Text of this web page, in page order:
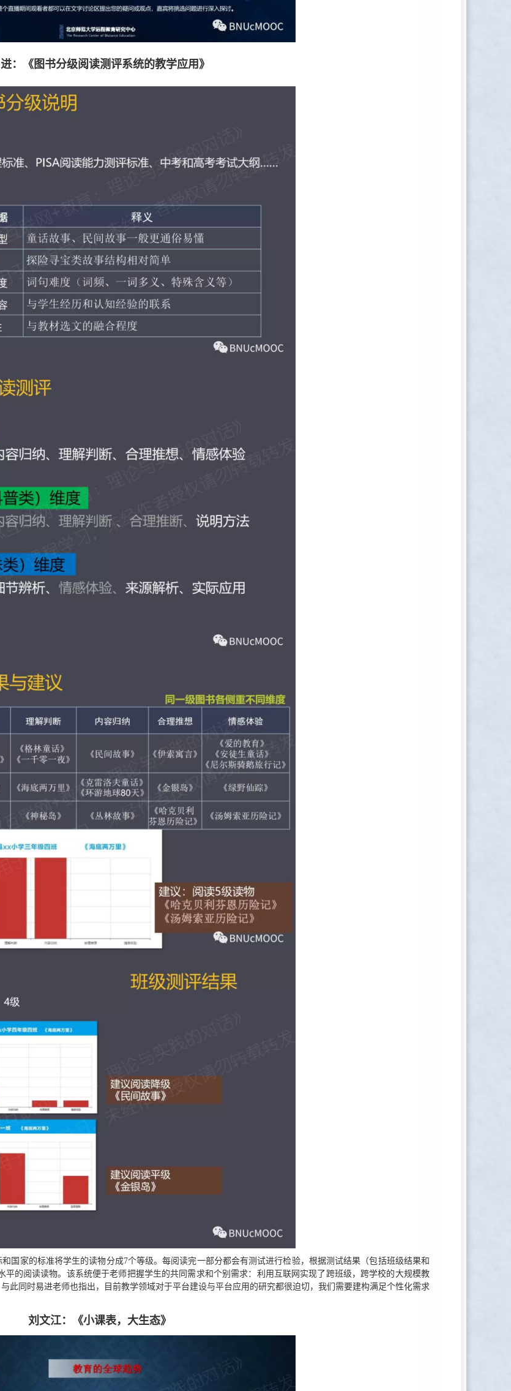
：《图书分级阅读测评系统的教学应用》
国家的标准将学生的读物分成7个等级。每阅读完一部分都会有测试进行检验，根据测试结果（包括班级结果和
的阅读读物。该系统便于老师把握学生的共同需求和个别需求：利用互联网实现了跨班级，跨学校的大规模教
此同时易进老师也指出，目前教学领域对于平台建设与平台应用的研究都很迫切，我们需要建构满足个性化需求
刘文江：《小课表，大生态》